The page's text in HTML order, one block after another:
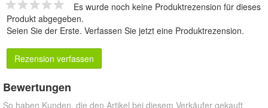
Es wurde noch keine Produktrezension für dieses
Produkt abgegeben.
Seien Sie der Erste. Verfassen Sie jetzt eine Produktrezension.
Rezension verfassen
Bewertungen
So haben Kunden, die den Artikel bei diesem Verkäufer gekauft